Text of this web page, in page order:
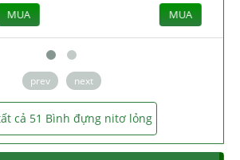
MUA MUA
prev next
cả 51 Bình đựng nitơ lỏng